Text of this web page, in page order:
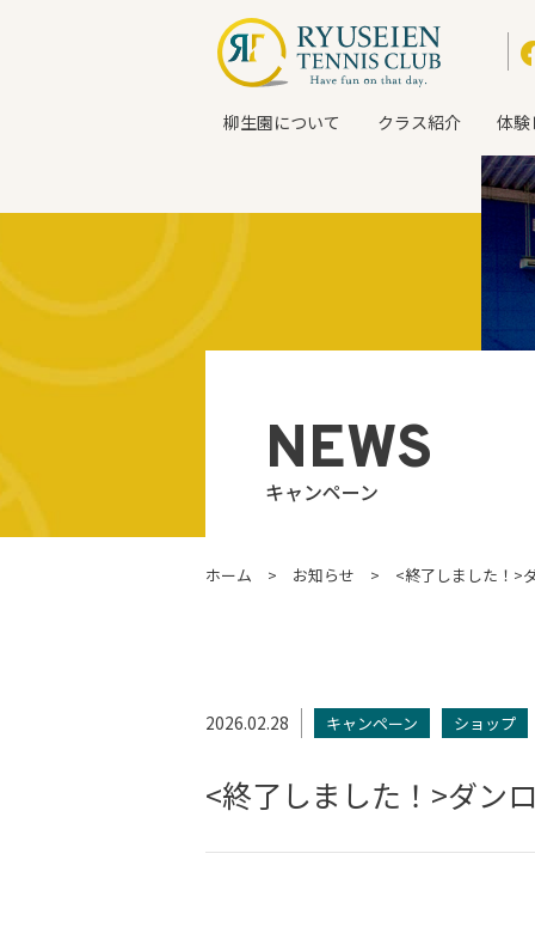
柳生園について クラス紹介 体験
NEWS
キャンペーン
ホーム お知らせ <終了しました！>
2026.02.28 キャンペーン ショップ
<終了しました！>ダン